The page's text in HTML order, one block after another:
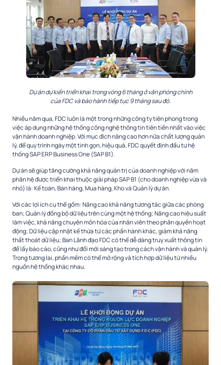
Dự án dự kiến triển khai trong vòng 6 tháng ở văn phòng chính
của FDC và bảo hành tiếp tục 9 tháng sau đó.
Nhiều năm qua, FDC luôn là một trong những công ty tiên phong trong
việc áp dụng những hệ thống công nghệ thông tin tiên tiến nhất vào việc
vận hành doanh nghiệp. Với mục đích nâng cao hơn nữa chất lượng quản
lý, để quy trình ngày một tinh gọn, hiệu quả, FDC quyết định đầu tư hệ
thống SAP ERP Business One (SAP B1).
Dự án sẽ giúp tăng cường khả năng quản trị của doanh nghiệp với năm
phân hệ được triển khai thuộc giải pháp SAP B1 (cho doanh nghiệp vừa và
nhỏ) là: Kế toán, Bán hàng, Mua hàng, Kho và Quản lý dự án.
Với các lợi ích cụ thể gồm: Nâng cao khả năng tương tác giữa các phòng
ban; Quản lý đồng bộ dữ liệu trên cùng một hệ thống; Nâng cao hiệu suất
làm việc, khả năng chuyên môn hóa của nhân viên theo phân quyền hoạt
động; Dữ liệu cập nhật kế thừa từ các phần hành khác, giảm khả năng
thất thoát dữ liệu; Ban Lãnh đạo FDC có thể dễ dàng truy xuất thông tin
để lấy báo cáo, cũng như đổi mới sáng tạo trong cách vận hành và quản lý.
Trong tương lai, phần mềm có thể mở rộng và tích hợp dữ liệu từ nhiều
nguồn hệ thống khác nhau.